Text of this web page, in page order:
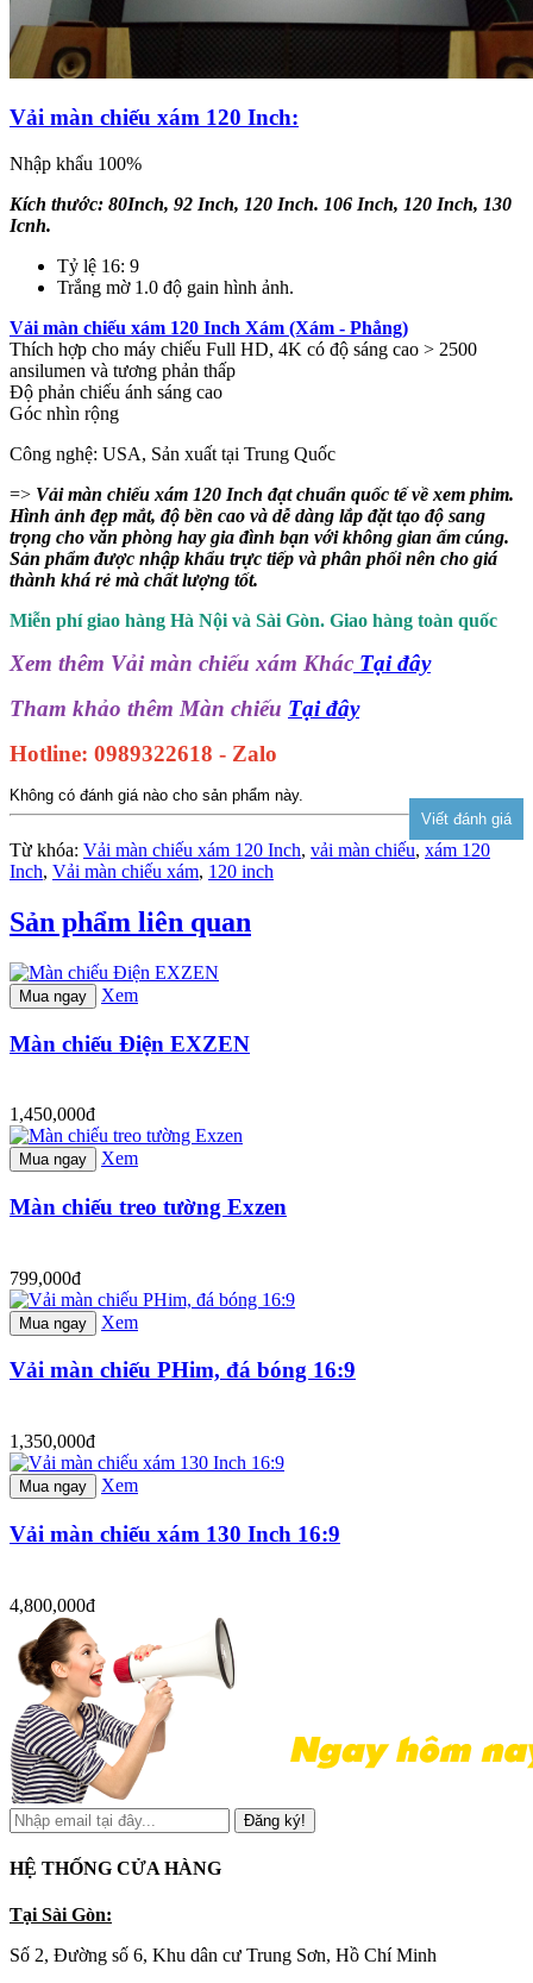
Vải màn chiếu xám 120 Inch:
Nhập khẩu 100%
Kích thước: 80Inch, 92 Inch, 120 Inch. 106 Inch, 120 Inch, 130
Icnh.
Tỷ lệ 16: 9
Trắng mờ 1.0 độ gain hình ảnh.
Vải màn chiếu xám 120 Inch Xám (Xám - Phẳng)
Thích hợp cho máy chiếu Full HD, 4K có độ sáng cao > 2500
ansilumen và tương phản thấp
Độ phản chiếu ánh sáng cao
Góc nhìn rộng
Công nghệ: USA, Sản xuất tại Trung Quốc
=> Vải màn chiếu xám 120 Inch đạt chuẩn quốc tế về xem phim.
Hình ảnh đẹp mắt, độ bền cao và dễ dàng lắp đặt tạo độ sang
trọng cho văn phòng hay gia đình bạn với không gian ấm cúng.
Sản phẩm được nhập khẩu trực tiếp và phân phối nên cho giá
thành khá rẻ mà chất lượng tốt.
Miễn phí giao hàng Hà Nội và Sài Gòn. Giao hàng toàn quốc
Xem thêm Vải màn chiếu xám Khác Tại đây
Tham khảo thêm Màn chiếu Tại đây
Hotline: 0989322618 - Zalo
Không có đánh giá nào cho sản phẩm này.
Từ khóa: Vải màn chiếu xám 120 Inch, vải màn chiếu, xám 120
Inch, Vải màn chiếu xám, 120 inch
Sản phẩm liên quan
Mua ngay Xem
Màn chiếu Điện EXZEN
1,450,000đ
Mua ngay Xem
Màn chiếu treo tường Exzen
799,000đ
Mua ngay Xem
Vải màn chiếu PHim, đá bóng 16:9
1,350,000đ
Mua ngay Xem
Vải màn chiếu xám 130 Inch 16:9
4,800,000đ
Đăng ký!
HỆ THỐNG CỬA HÀNG
Tại Sài Gòn:
Số 2, Đường số 6, Khu dân cư Trung Sơn, Hồ Chí Minh